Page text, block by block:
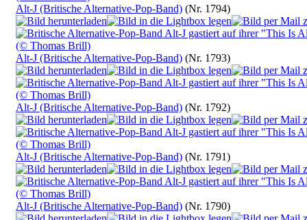
Alt-J (Britische Alternative-Pop-Band) (Nr. 1794)
Alt-J (Britische Alternative-Pop-Band) (Nr. 1793)
Alt-J (Britische Alternative-Pop-Band) (Nr. 1792)
Alt-J (Britische Alternative-Pop-Band) (Nr. 1791)
Alt-J (Britische Alternative-Pop-Band) (Nr. 1790)